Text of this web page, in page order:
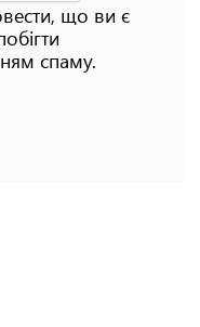
що ви є
спаму.